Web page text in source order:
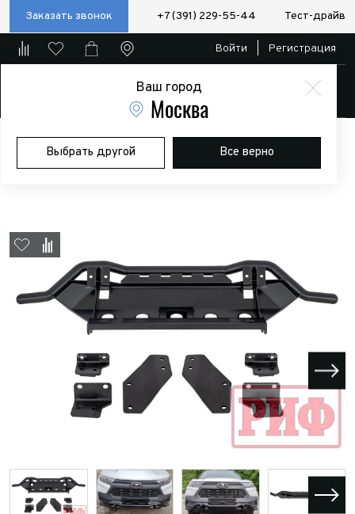
Заказать звонок +7 (391) 229-55-44 Тест-драйв
Ваш город
Москва
Выбрать другой Все верно
Войти Регистрация
Главная Магазин Дополнительное оборудование
Силовые
бампера/пороги/калитки
Бампер РИФ силовой передний/защита
штатного бампера Lada Niva Travel с защитой радиатора